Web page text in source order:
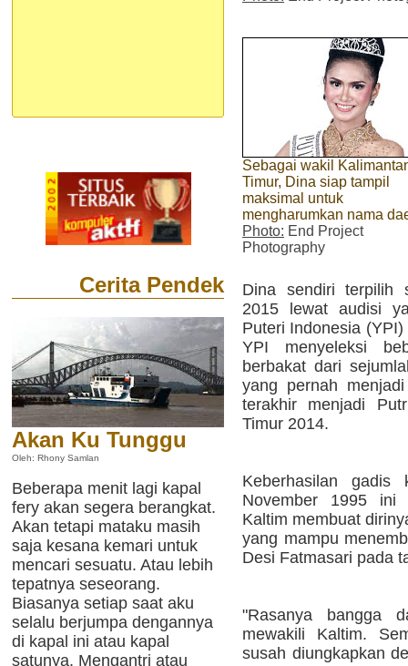
Cerita Pendek
Akan Ku Tunggu
Oleh: Rhony Samlan
Beberapa menit lagi kapal
fery akan segera berangkat.
Akan tetapi mataku masih
saja kesana kemari untuk
mencari sesuatu. Atau lebih
tepatnya seseorang.
Biasanya setiap saat aku
selalu berjumpa dengannya
di kapal ini atau kapal
satunya. Mengantri atau
Sebagai wakil
Timur, Dina siap tampil
maksimal untuk
mengharumkan nama
Photo: End Project
Photography
Dina sendiri terpilih
2015 lewat audisi
Puteri Indonesia
YPI menyeleksi
berbakat dari
yang pernah
terakhir menjadi
Timur 2014.
Keberhasilan gadis
November 1995 ini
Kaltim membuat
yang mampu
Desi Fatmasari pada
"Rasanya bangga
mewakili Kaltim.
susah diungkapkan